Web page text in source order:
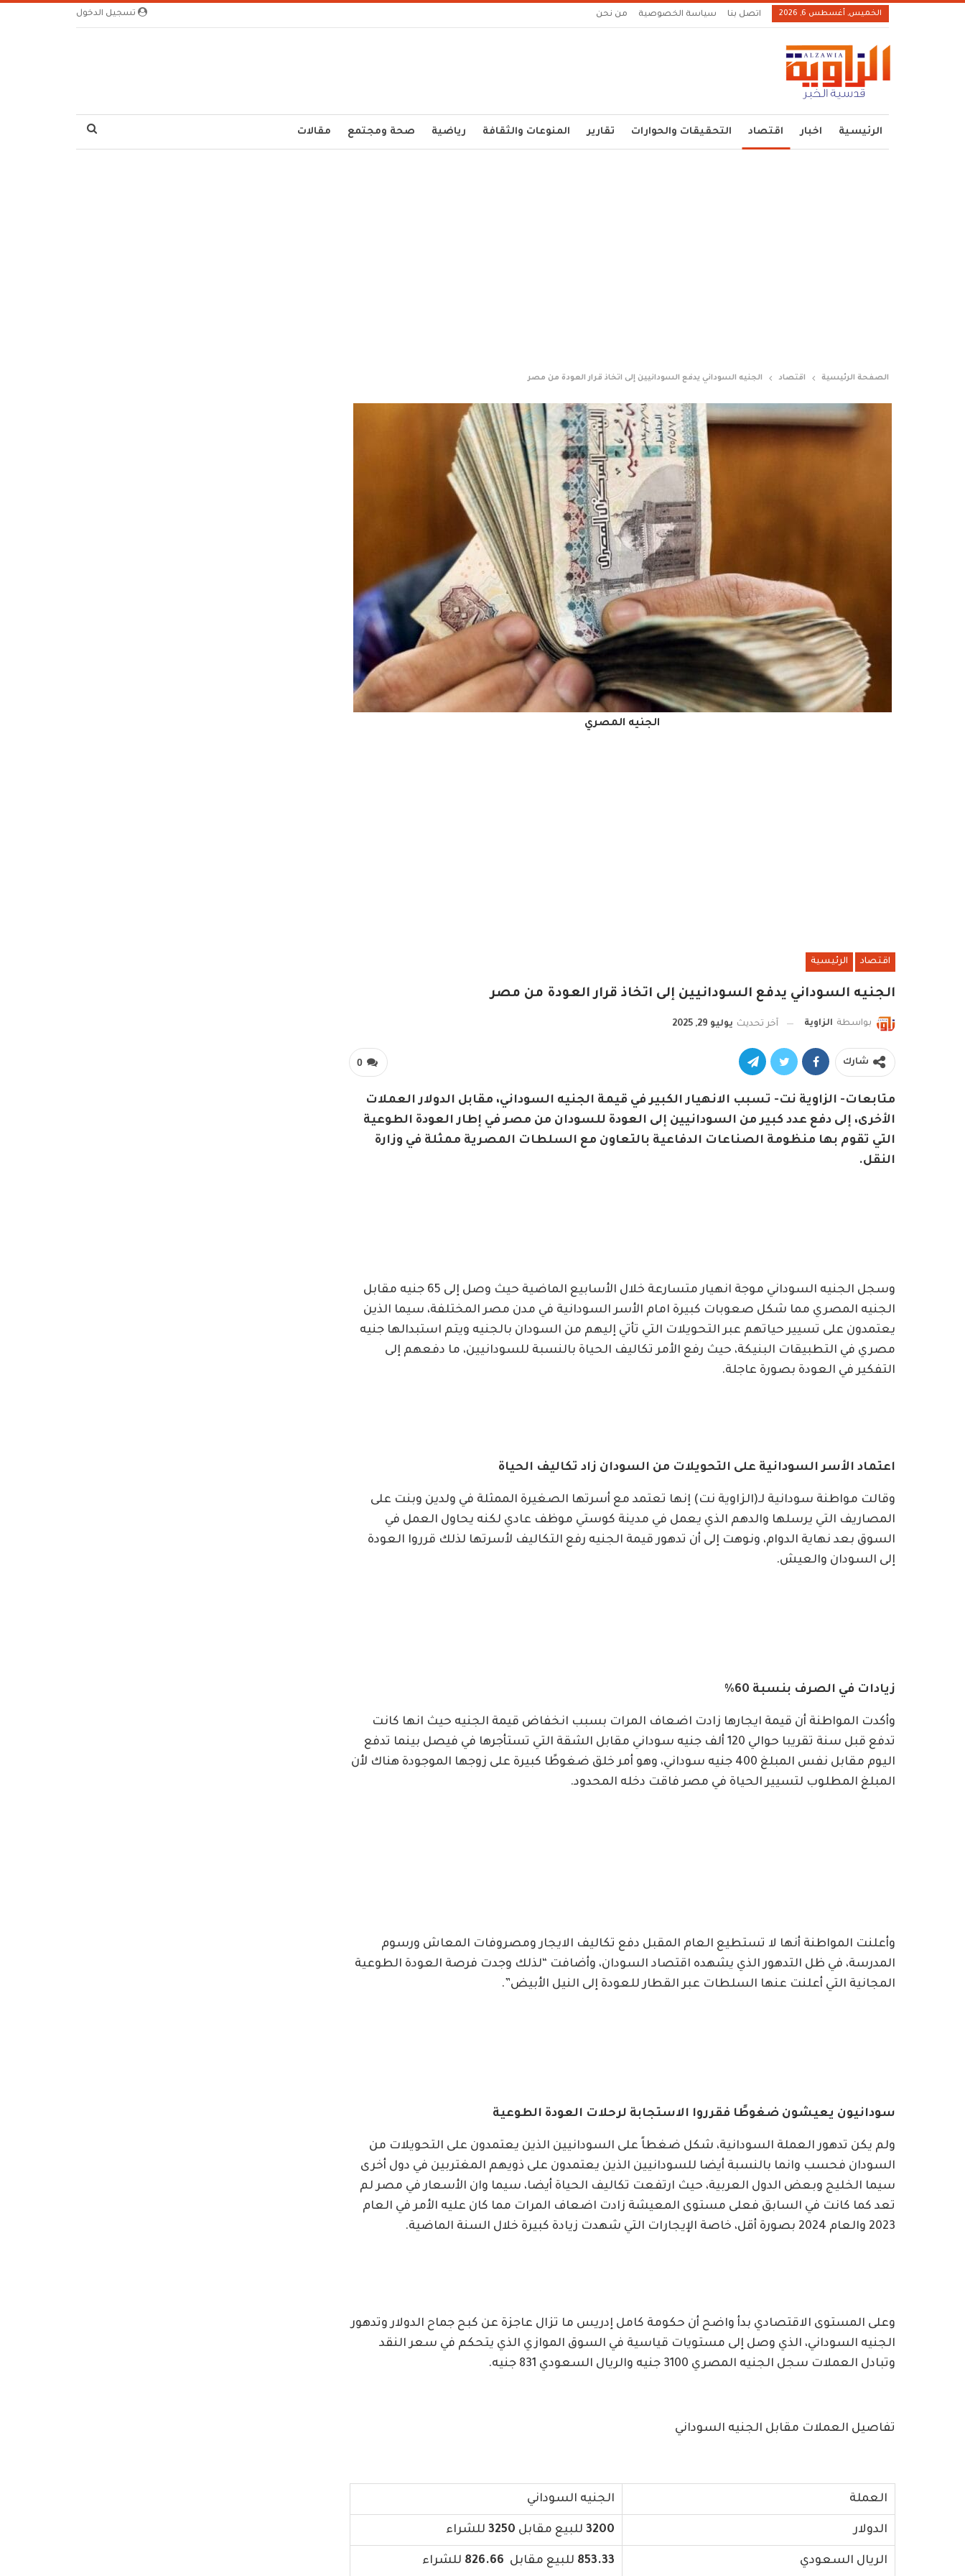
تسجيل الدخول الخميس, أغسطس 6, 2026 اتصل بنا سياسة الخصوصية من نحن
الرئيسية اخبار اقتصاد التحقيقات والحوارات تقارير المنوعات والثقافة رياضية صحة ومجتمع مقالات
الصفحة الرئيسية اقتصاد الجنيه السوداني يدفع السودانيين إلى اتخاذ قرار العودة من مصر
الجنيه المصري
اقتصاد الرئيسية
الجنيه السوداني يدفع السودانيين إلى اتخاذ قرار العودة من مصر
بواسطة الزاوية آخر تحديث يوليو 29, 2025
0 شارك
متابعات- الزاوية نت- تسبب الانهيار الكبير في قيمة الجنيه السوداني، مقابل الدولار العملات
الأخرى، إلى دفع عدد كبير من السودانيين إلى العودة للسودان من مصر في إطار العودة الطوعية
التي تقوم بها منظومة الصناعات الدفاعية بالتعاون مع السلطات المصرية ممثلة في وزارة
النقل.
وسجل الجنيه السوداني موجة انهيار متسارعة خلال الأسابيع الماضية حيث وصل إلى 65 جنيه مقابل
الجنيه المصري مما شكل صعوبات كبيرة امام الأسر السودانية في مدن مصر المختلفة، سيما الذين
يعتمدون على تسيير حياتهم عبر التحويلات التي تأتي إليهم من السودان بالجنيه ويتم استبدالها جنيه
مصري في التطبيقات البنيكة، حيث رفع الأمر تكاليف الحياة بالنسبة للسودانيين، ما دفعهم إلى
التفكير في العودة بصورة عاجلة.
اعتماد الأسر السودانية على التحويلات من السودان زاد تكاليف الحياة
وقالت مواطنة سودانية لـ(الزاوية نت) إنها تعتمد مع أسرتها الصغيرة الممثلة في ولدين وبنت على
المصاريف التي يرسلها والدهم الذي يعمل في مدينة كوستي موظف عادي لكنه يحاول العمل في
السوق بعد نهاية الدوام، ونوهت إلى أن تدهور قيمة الجنيه رفع التكاليف لأسرتها لذلك قرروا العودة
إلى السودان والعيش.
زيادات في الصرف بنسبة 60%
وأكدت المواطنة أن قيمة ايجارها زادت اضعاف المرات بسبب انخفاض قيمة الجنيه حيث انها كانت
تدفع قبل سنة تقريبا حوالي 120 ألف جنيه سوداني مقابل الشقة التي تستأجرها في فيصل بينما تدفع
اليوم مقابل نفس المبلغ 400 جنيه سوداني، وهو أمر خلق ضغوطًا كبيرة على زوجها الموجودة هناك لأن
المبلغ المطلوب لتسيير الحياة في مصر فاقت دخله المحدود.
وأعلنت المواطنة أنها لا تستطيع العام المقبل دفع تكاليف الايجار ومصروفات المعاش ورسوم
المدرسة، في ظل التدهور الذي يشهده اقتصاد السودان، وأضافت “لذلك وجدت فرصة العودة الطوعية
المجانية التي أعلنت عنها السلطات عبر القطار للعودة إلى النيل الأبيض”.
سودانيون يعيشون ضغوطًا فقرروا الاستجابة لرحلات العودة الطوعية
ولم يكن تدهور العملة السودانية، شكل ضغطاً على السودانيين الذين يعتمدون على التحويلات من
السودان فحسب وانما بالنسبة أيضا للسودانيين الذين يعتمدون على ذويهم المغتربين في دول أخرى
سيما الخليج وبعض الدول العربية، حيث ارتفعت تكاليف الحياة أيضا، سيما وان الأسعار في مصر لم
تعد كما كانت في السابق فعلى مستوى المعيشة زادت اضعاف المرات مما كان عليه الأمر في العام
2023 والعام 2024 بصورة أقل، خاصة الإيجارات التي شهدت زيادة كبيرة خلال السنة الماضية.
وعلى المستوى الاقتصادي بدأ واضح أن حكومة كامل إدريس ما تزال عاجزة عن كبح جماح الدولار وتدهور
الجنيه السوداني، الذي وصل إلى مستويات قياسية في السوق الموازي الذي يتحكم في سعر النقد
وتبادل العملات سجل الجنيه المصري 3100 جنيه والريال السعودي 831 جنيه.
تفاصيل العملات مقابل الجنيه السوداني
العملة الجنيه السوداني
الدولار 3200 للبيع مقابل 3250 للشراء
الريال السعودي 853.33 للبيع مقابل للشراء